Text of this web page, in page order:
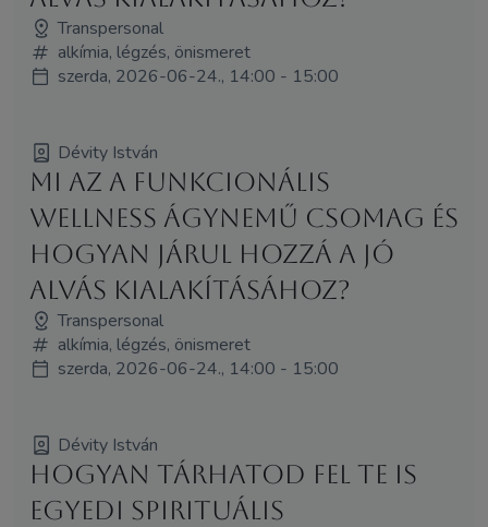
Transpersonal
alkímia, légzés, önismeret
szerda, 2026-06-24., 14:00 - 15:00
Dévity István
Mi az a funkcionális
wellness ágynemű csomag és
hogyan járul hozzá a jó
alvás kialakításához?
Transpersonal
alkímia, légzés, önismeret
szerda, 2026-06-24., 14:00 - 15:00
Dévity István
Hogyan tárhatod fel te is
egyedi spirituális